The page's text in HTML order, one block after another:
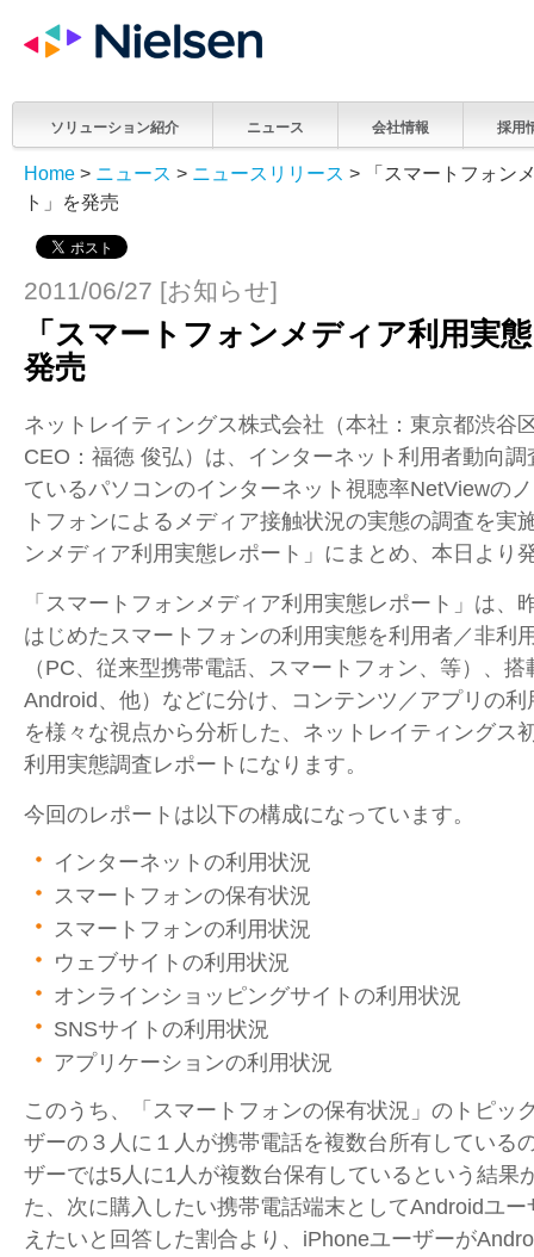
ソリューション紹介 ニュース 会社情報 採用
Home > ニュース > ニュースリリース > 「スマートフォン
ト」を発売
2011/06/27 [お知らせ]
「スマートフォンメディア利用実
発売
ネットレイティングス株式会社（本社：東京都渋谷
CEO：福徳 俊弘）は、インターネット利用者動向
ているパソコンのインターネット視聴率NetViewの
トフォンによるメディア接触状況の実態の調査を実
ンメディア利用実態レポート」にまとめ、本日より
「スマートフォンメディア利用実態レポート」は、
はじめたスマートフォンの利用実態を利用者／非利
（PC、従来型携帯電話、スマートフォン、等）、
Android、他）などに分け、コンテンツ／アプリの
を様々な視点から分析した、ネットレイティングス
利用実態調査レポートになります。
今回のレポートは以下の構成になっています。
インターネットの利用状況
スマートフォンの保有状況
スマートフォンの利用状況
ウェブサイトの利用状況
オンラインショッピングサイトの利用状況
SNSサイトの利用状況
アプリケーションの利用状況
このうち、「スマートフォンの保有状況」のトピッ
ザーの３人に１人が携帯電話を複数台所有している
ザーでは5人に1人が複数台保有しているという結果
た、次に購入したい携帯電話端末としてAndroidユ
えたいと回答した割合より、iPhoneユーザーが